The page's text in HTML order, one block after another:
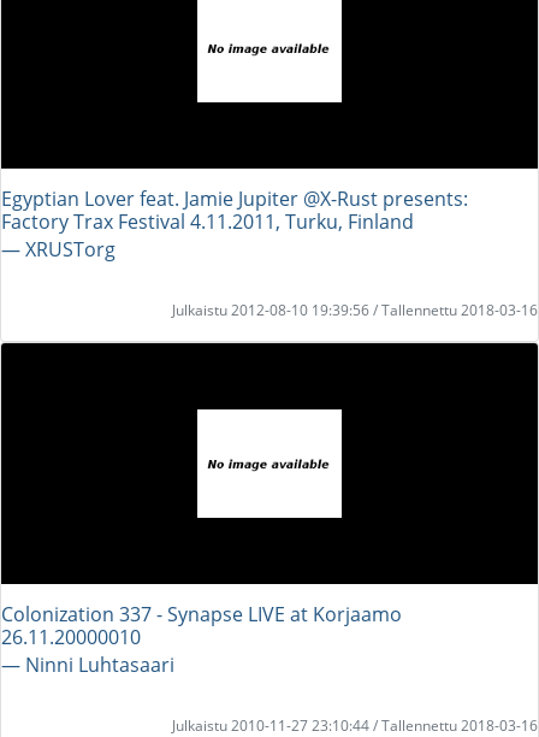
Egyptian Lover feat. Jamie Jupiter @X-Rust presents:
Factory Trax Festival 4.11.2011, Turku, Finland
― XRUSTorg
Julkaistu 2012-08-10 19:39:56 / Tallennettu 2018-03-16
Colonization 337 - Synapse LIVE at Korjaamo
26.11.20000010
― Ninni Luhtasaari
Julkaistu 2010-11-27 23:10:44 / Tallennettu 2018-03-16